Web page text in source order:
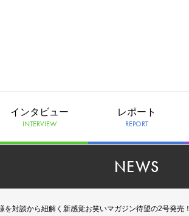
インタビュー
INTERVIEW
レポート
REPORT
NEWS
対談から紐解く新感覚お笑いマガジン待望の2号発売！